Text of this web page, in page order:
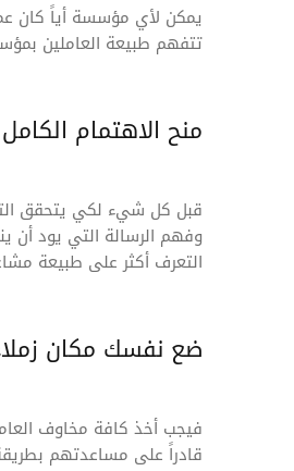
يمكن لأي مؤسسة أياً كان
تتفهم طبيعة العاملين
منح الاهتمام
قبل كل شيء لكي يتحقق
وفهم الرسالة التي يود أن
التعرف أكثر على طبيعة
ضع نفسك مكان
فيجب أخذ كافة مخاوف
قادراً على مساعدتهم